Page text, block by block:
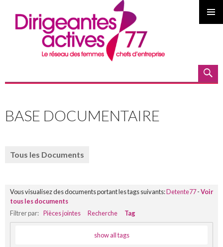
AU
PRINCIPAL
BASE DOCUMENTAIRE
Tous les Documents
Vous visualisez des documents portant les tags suivants:Detente77-Voir
tous les documents
Filtrer par: Pièces jointes Recherche Tag
show all tags